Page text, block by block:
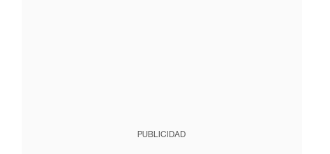
PUBLICIDAD